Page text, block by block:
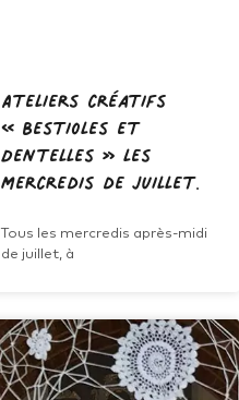
Ateliers créatifs
« Bestioles et
Dentelles » les
mercredis de juillet.
Tous les mercredis après-midi
de juillet, à